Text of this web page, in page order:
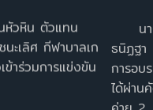
หัวหิน ตัวแทน
นะเลิศ กีฬาบาลเก
าร่วมการแข่งขัน
นาง
ธนิฏฐ
การอบ
ได้ผ่าน
ค่าย 2